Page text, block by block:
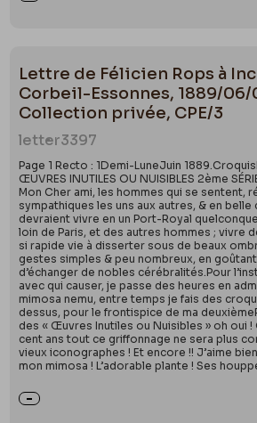
Lettre de Félicien Rops à
Corbeil-Essonnes, 1889/06/
Collection privée, CPE/3
letter3397
Page 1 Recto : 1Demi-LuneJuin
ŒUVRES INUTILES OU NUISIBLES 2ème
Mon Cher ami, les hommes qui se sentent,
sympathiques les uns aux autres, & en belle
devraient vivre en un Port-Royal
loin de Paris, et des autres hommes ; vivre
si rapide vie à disserter sous de beaux
gestes simples & peu nombreux, en
d’échanger de nobles cérébralités.Pour
avec qui causer, je passe des heures en
mimosa nemu, entre temps je fais des
dessus, pour le frontispice de ma
des « Œuvres Inutiles ou Nuisibles » oh oui
cent ans tout ce griffonnage ne sera plus
vieux iconographes ! Et encore !! J’aime
mon mimosa ! L’adorable plante ! Ses